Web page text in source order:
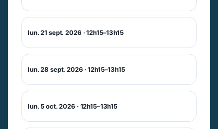
lun. 21 sept. 2026 · 12h15–13h15
lun. 28 sept. 2026 · 12h15–13h15
lun. 5 oct. 2026 · 12h15–13h15